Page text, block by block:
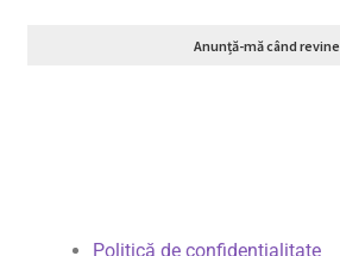
Anunță-mă când revine
Politică de confidențialitate